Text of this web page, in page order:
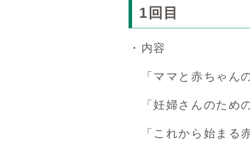
1回目
・内容
「ママと赤ちゃん
「妊婦さんのため
「これから始まる